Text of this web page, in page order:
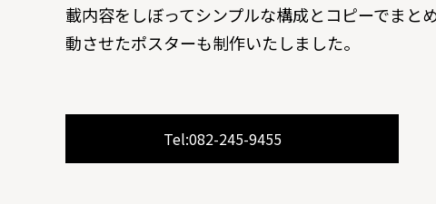
載内容をしぼってシンプルな構成とコピーでま
動させたポスターも制作いたしました。
Tel:082-245-9455